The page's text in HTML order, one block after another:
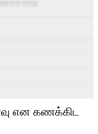
என கணக்கிட